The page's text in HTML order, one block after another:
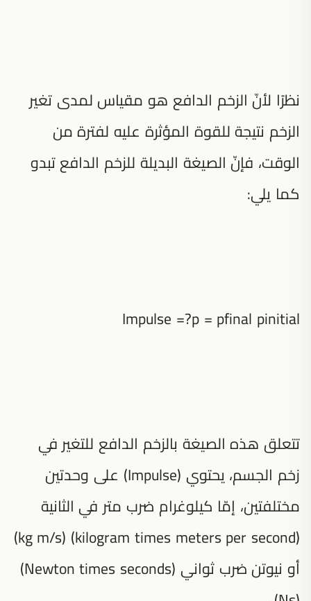
نظرًا لأنّ الزخم الدافع هو مقياس لمدى تغير
الزخم نتيجة للقوة المؤثرة عليه لفترة من
الوقت، فإنّ الصيغة البديلة للزخم الدافع تبدو
كما يلي:
Impulse =?p = pfinal pinitial
تتعلق هذه الصيغة بالزخم الدافع للتغير في
زخم الجسم، يحتوي (Impulse) على وحدتين
مختلفتين، إمّا كيلوغرام ضرب متر في الثانية
(kilogram times meters per second) (kg m/s)
أو نيوتن ضرب ثواني (Newton times seconds)